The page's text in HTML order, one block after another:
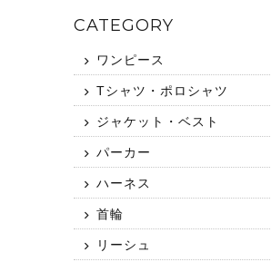
CATEGORY
ワンピース
Tシャツ・ポロシャツ
ジャケット・ベスト
パーカー
ハーネス
首輪
リーシュ